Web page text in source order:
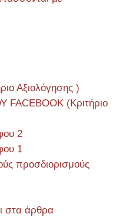
Αξιολόγησης )
(Kριτήριο
2
1
προσδιορισμούς
στα άρθρα